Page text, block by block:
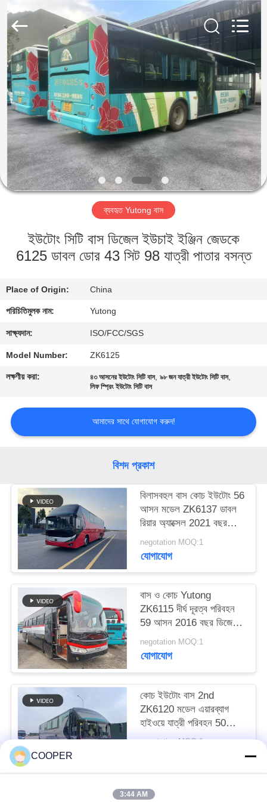
বাড়ি
পণ্য
আমাদের
সম্পর্কে
কারখানা
মান
যোগাযোগ
করুন
উদ্ধৃতির
আবেদন
গোপনীয়তা
নীতি
COOPER
INDUSTRY
CO.,
LTD..
Rights
Reserved.
ব্যবহৃত Yutong বাস
ইউটোং সিটি বাস ডিজেল ইউচাই ইঞ্জিন জেডকে
6125 ডাবল ডোর 43 সিট 98 যাত্রী পাতার বসন্ত
Place of Origin: China
পরিচিতিমুলক নাম: Yutong
সাক্ষ্যদান: ISO/FCC/SGS
Model Number: ZK6125
লক্ষণীয় করা: ৪৩ আসনের ইউটোং সিটি বাস,৯৮ জন যাত্রী ইউটোং সিটি বাস,
লিফ স্প্রিং ইউটোং সিটি বাস
আমাদের সাথে যোগাযোগ করুন!
বিশদ প্রকাশ
বিলাসবহুল বাস কোচ ইউটোং 56
আসন মডেল ZK6137 ডাবল
রিয়ার অ্যাক্সেল 2021 বছর
এয়ারব্যাগ সাসপেনশন
negotation MOQ:1
যোগাযোগ
বাস ও কোচ Yutong
ZK6115 দীর্ঘ দূরত্ব পরিবহন
59 আসন 2016 বছর ডিজেল
বিন্যাস LHD
negotation MOQ:1
যোগাযোগ
কোচ ইউটোং বাস 2nd
ZK6120 মডেল এয়ারব্যাগ
হাইওয়ে যাত্রী পরিবহন 50
আসন 2021 বছর হজ যানবাহন
negotation MOQ:1
COOPER
3:44 AM